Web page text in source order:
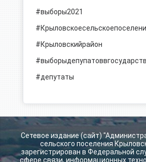
#выборы2021
#Крыловскийрайон
#депутаты
Сетевое издание (сайт)
сельского поселения
зарегистрирован в Федеральной
сфере связи, информационных